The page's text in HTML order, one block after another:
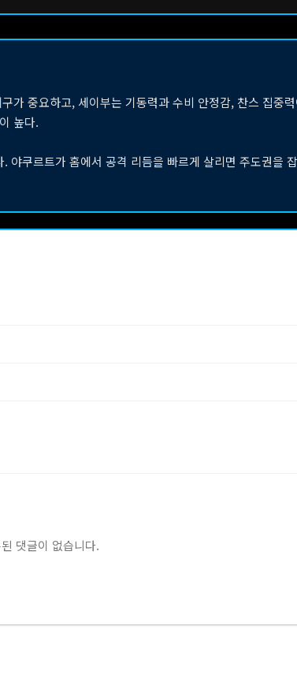
가 중요하고, 세이부는 기동력과 수비 안정감, 찬스 집중
높다.
쿠르트가 홈에서 공격 리듬을 빠르게 살리면 주도권을
댓글이 없습니다.